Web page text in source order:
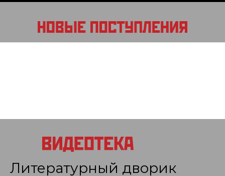
Литературный дворик